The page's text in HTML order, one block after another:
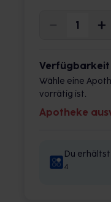
Verfügbarkeit
Wähle eine
vorrätig ist.
Apotheke
Du
4